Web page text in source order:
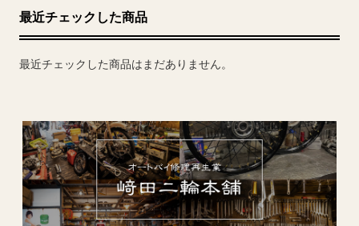
最近チェックした商品
最近チェックした商品はまだありません。